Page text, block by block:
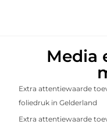
Media
Extra attentiewaarde
foliedruk in Gelderland
Extra attentiewaarde